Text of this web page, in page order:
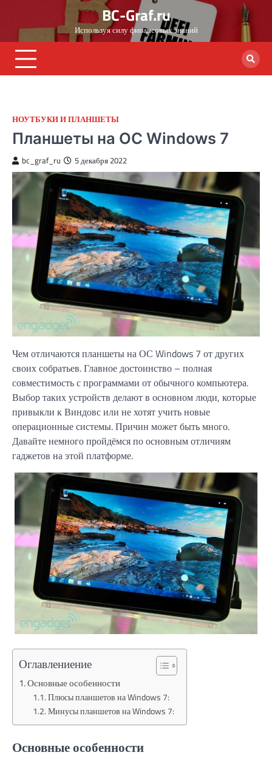
content
BC-Graf.ru
Используя силу финансовых знаний
НОУТБУКИ И ПЛАНШЕТЫ
Планшеты на ОС Windows 7
bc_graf_ru 5 декабря 2022
Чем отличаются планшеты на ОС Windows 7 от других
своих собратьев. Главное достоинство – полная
совместимость с программами от обычного компьютера.
Выбор таких устройств делают в основном люди, которые
привыкли к Виндовс или не хотят учить новые
операционные системы. Причин может быть много.
Давайте немного пройдёмся по основным отличиям
гаджетов на этой платформе.
Оглавлениение
Основные особенности
Плюсы планшетов на Windows 7:
Минусы планшетов на Windows 7:
Основные особенности